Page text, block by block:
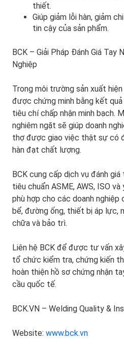
thiết.
Giúp giảm lỗi hàn, giảm
tin cậy của sản phẩm.
BCK – Giải Pháp Đánh Giá Tay
Nghiệp
Trong môi trường sản xuất
được chứng minh bằng kết
tiêu chí chấp nhận minh bạch.
nghiêm ngặt sẽ giúp doanh
thợ được giao việc thật sự có
hàn đạt chất lượng.
BCK cung cấp dịch vụ đánh
tiêu chuẩn ASME, AWS, ISO
phù hợp cho các doanh
bể, đường ống, thiết bị áp lực,
chữa và bảo trì.
Liên hệ BCK để được tư vấn
tổ chức kiểm tra, chứng kiến
hoàn thiện hồ sơ chứng nhận
cầu quốc tế.
BCK.VN – Welding Quality &
Website: www.bck.vn